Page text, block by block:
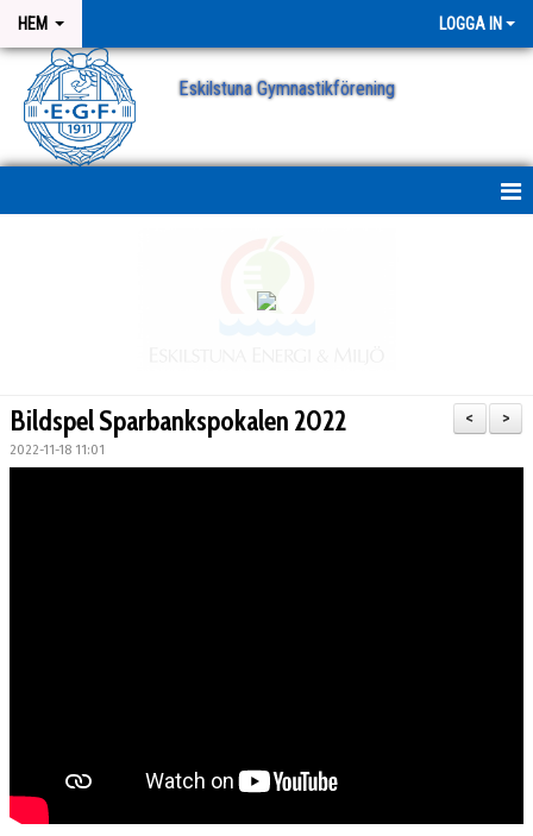
HEM LOGGA IN
Eskilstuna Gymnastikförening
>
<
Bildspel Sparbankspokalen 2022
2022-11-18 11:01